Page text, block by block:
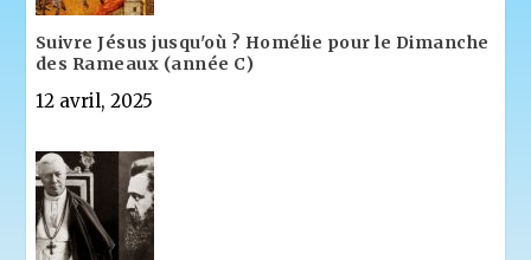
Suivre Jésus jusqu'où ? Homélie pour le Dimanche
des Rameaux (année C)
12 avril, 2025